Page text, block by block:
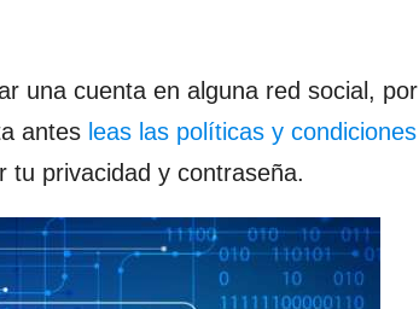
una cuenta en alguna red social, por
antes leas las políticas y condiciones
tu privacidad y contraseña.